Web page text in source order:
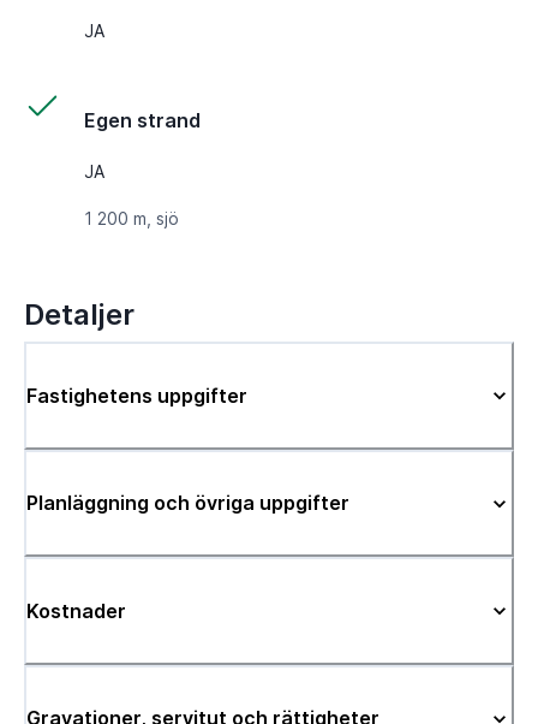
JA
Egen strand
JA
1 200 m, sjö
Detaljer
Fastighetens uppgifter
Planläggning och övriga uppgifter
Kostnader
Gravationer, servitut och rättigheter